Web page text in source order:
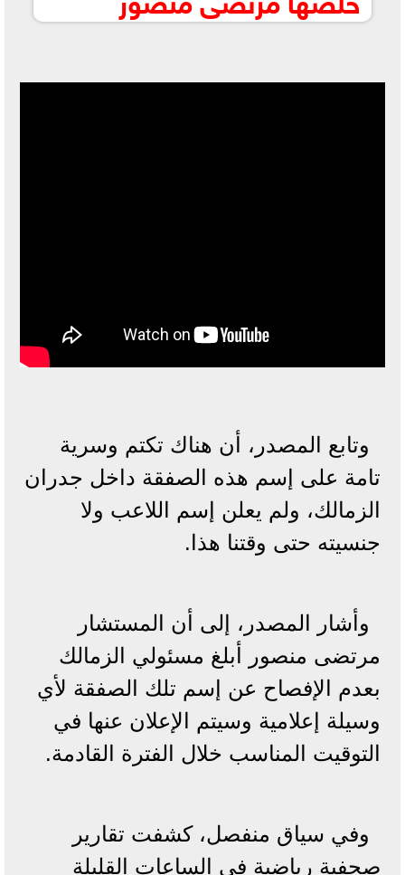
وتابع المصدر، أن هناك تكتم وسرية
تامة على إسم هذه الصفقة داخل جدران
الزمالك، ولم يعلن إسم اللاعب ولا
جنسيته حتى وقتنا هذا.
وأشار المصدر، إلى أن المستشار
مرتضى منصور أبلغ مسئولي الزمالك
بعدم الإفصاح عن إسم تلك الصفقة لأي
وسيلة إعلامية وسيتم الإعلان عنها في
التوقيت المناسب خلال الفترة القادمة.
وفي سياق منفصل، كشفت تقارير
صحفية رياضية في الساعات القليلة